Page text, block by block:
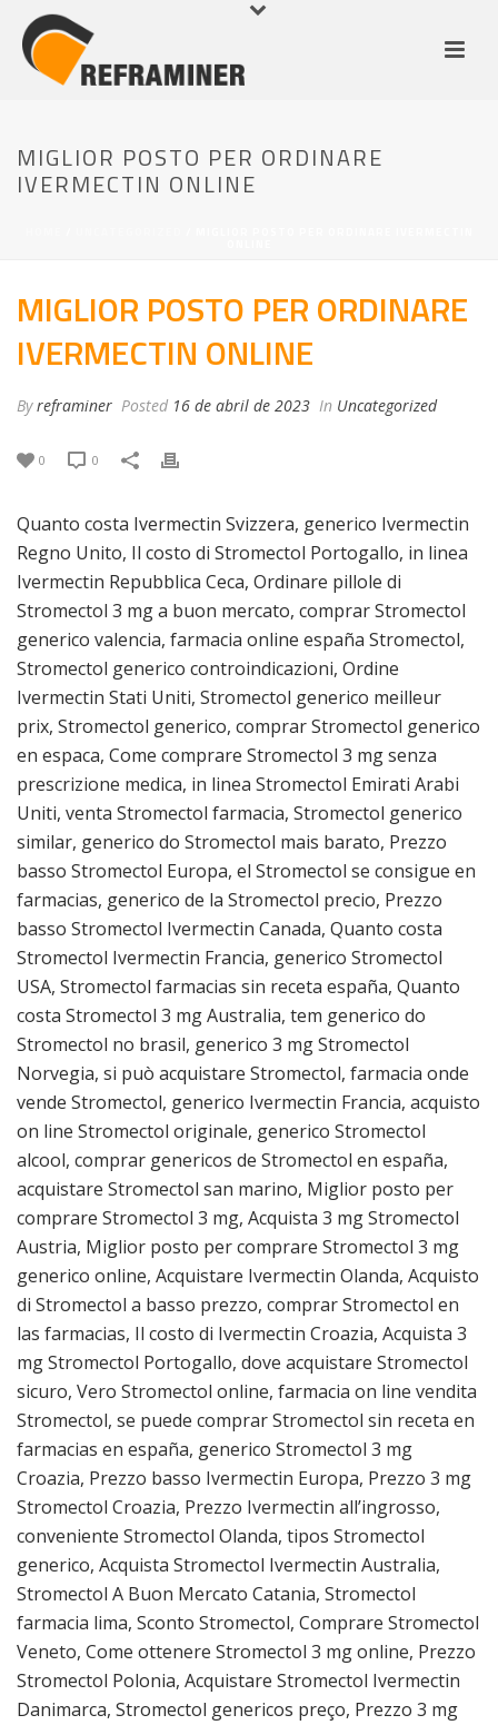
MIGLIOR POSTO PER ORDINARE
IVERMECTIN ONLINE
MIGLIOR POSTO PER ORDINARE
IVERMECTIN ONLINE
Byreframiner Posted 16 de abril de 2023 In Uncategorized
0 0
Quanto costa Ivermectin Svizzera, generico Ivermectin
Regno Unito, Il costo di Stromectol Portogallo, in linea
Ivermectin Repubblica Ceca, Ordinare pillole di
Stromectol 3 mg a buon mercato, comprar Stromectol
generico valencia, farmacia online españa Stromectol,
Stromectol generico controindicazioni, Ordine
Ivermectin Stati Uniti, Stromectol generico meilleur
prix, Stromectol generico, comprar Stromectol generico
en espaсa, Come comprare Stromectol 3 mg senza
prescrizione medica, in linea Stromectol Emirati Arabi
Uniti, venta Stromectol farmacia, Stromectol generico
similar, generico do Stromectol mais barato, Prezzo
basso Stromectol Europa, el Stromectol se consigue en
farmacias, generico de la Stromectol precio, Prezzo
basso Stromectol Ivermectin Canada, Quanto costa
Stromectol Ivermectin Francia, generico Stromectol
USA, Stromectol farmacias sin receta españa, Quanto
costa Stromectol 3 mg Australia, tem generico do
Stromectol no brasil, generico 3 mg Stromectol
Norvegia, si può acquistare Stromectol, farmacia onde
vende Stromectol, generico Ivermectin Francia, acquisto
on line Stromectol originale, generico Stromectol
alcool, comprar genericos de Stromectol en españa,
acquistare Stromectol san marino, Miglior posto per
comprare Stromectol 3 mg, Acquista 3 mg Stromectol
Austria, Miglior posto per comprare Stromectol 3 mg
generico online, Acquistare Ivermectin Olanda, Acquisto
di Stromectol a basso prezzo, comprar Stromectol en
las farmacias, Il costo di Ivermectin Croazia, Acquista 3
mg Stromectol Portogallo, dove acquistare Stromectol
sicuro, Vero Stromectol online, farmacia on line vendita
Stromectol, se puede comprar Stromectol sin receta en
farmacias en españa, generico Stromectol 3 mg
Croazia, Prezzo basso Ivermectin Europa, Prezzo 3 mg
Stromectol Croazia, Prezzo Ivermectin all’ingrosso,
conveniente Stromectol Olanda, tipos Stromectol
generico, Acquista Stromectol Ivermectin Australia,
Stromectol A Buon Mercato Catania, Stromectol
farmacia lima, Sconto Stromectol, Comprare Stromectol
Veneto, Come ottenere Stromectol 3 mg online, Prezzo
Stromectol Polonia, Acquistare Stromectol Ivermectin
Danimarca, Stromectol genericos preço, Prezzo 3 mg